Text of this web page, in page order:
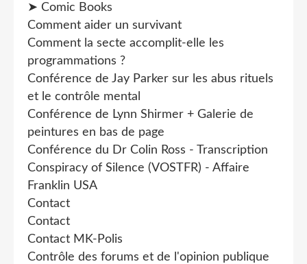
➤ Comic Books
Comment aider un survivant
Comment la secte accomplit-elle les
programmations ?
Conférence de Jay Parker sur les abus rituels
et le contrôle mental
Conférence de Lynn Shirmer + Galerie de
peintures en bas de page
Conférence du Dr Colin Ross - Transcription
Conspiracy of Silence (VOSTFR) - Affaire
Franklin USA
Contact
Contact
Contact MK-Polis
Contrôle des forums et de l'opinion publique